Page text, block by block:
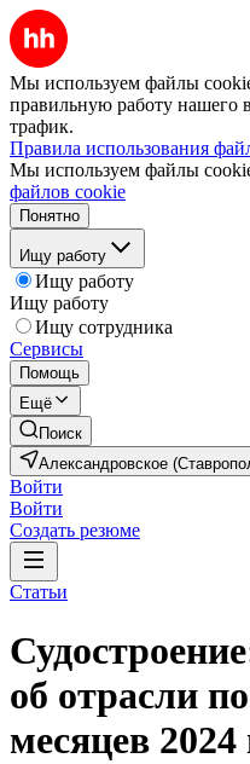
Мы используем файлы
правильную работу нашего
трафик.
Правила использования
Мы используем файлы
файлов cookie
Понятно
Ищу работу
Ищу работу
Ищу работу
Ищу сотрудника
Сервисы
Помощь
Ещё
Поиск
Александровское
Войти
Войти
Создать резюме
Статьи
об отрасли
месяцев 2024